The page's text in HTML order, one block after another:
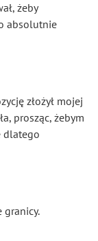
żeby
absolutnie
złożył mojej
prosząc, żebym
dlatego
granicy.